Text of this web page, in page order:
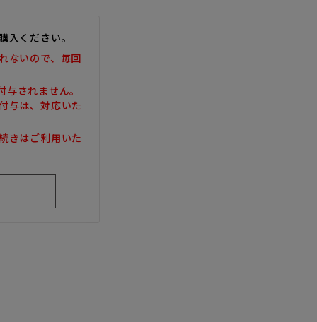
入ください。
ないので、毎回
されません。
与は、対応いた
きはご利用いた